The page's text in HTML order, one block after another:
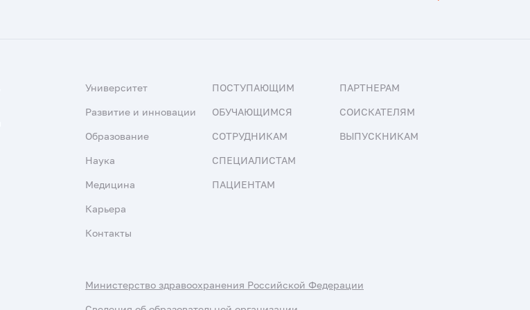
Университет
Развитие и инновации
Образование
Наука
Медицина
Карьера
Контакты
ПОСТУПАЮЩИМ
ОБУЧАЮЩИМСЯ
СОТРУДНИКАМ
СПЕЦИАЛИСТАМ
ПАЦИЕНТАМ
ПАРТНЕРАМ
СОИСКАТЕЛЯМ
ВЫПУСКНИКАМ
Министерство здравоохранения Российской Федерации